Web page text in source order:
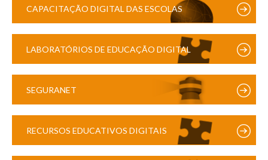
CAPACITAÇÃO DIGITAL DAS ESCOLAS
LABORATÓRIOS DE EDUCAÇÃO DIGITAL
SEGURANET
RECURSOS EDUCATIVOS DIGITAIS